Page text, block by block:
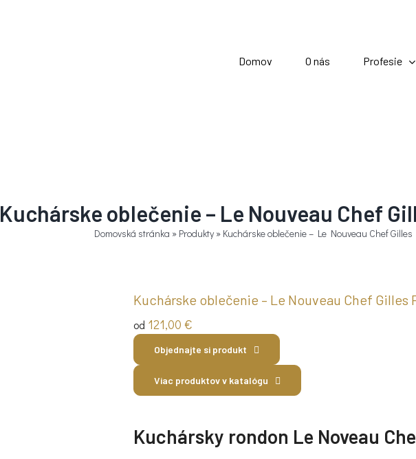
Domov O nás Profesie
Kuchárske oblečenie – Le Nouveau Chef
Domovská stránka » Produkty» Kuchárske oblečenie – Le Nouveau Chef
Kuchárske oblečenie – Le Nouveau Chef Gilles
od 121,00 €
Objednajte si produkt
Viac produktov v katalógu
Kuchársky rondon Le Noveau